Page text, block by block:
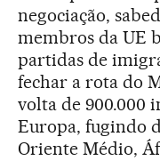
negociação,
membros da UE
partidas de
fechar a rota do
volta de 900.000
Europa, fugindo
Oriente Médio,